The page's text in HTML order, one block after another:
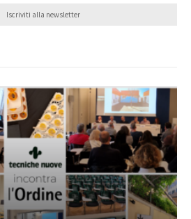
Iscriviti alla newsletter